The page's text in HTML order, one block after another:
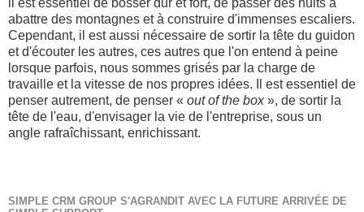
abattre des montagnes et à construire d'immenses escaliers.
Cependant, il est aussi nécessaire de sortir la tête du guidon
et d'écouter les autres, ces autres que l'on entend à peine
lorsque parfois, nous sommes grisés par la charge de
travaille et la vitesse de nos propres idées. Il est essentiel de
penser autrement, de penser « out of the box», de sortir la
tête de l'eau, d'envisager la vie de l'entreprise, sous un
angle rafraîchissant, enrichissant.
SIMPLE CRM GROUP S'AGRANDIT AVEC LA FUTURE ARRIVÉE DE